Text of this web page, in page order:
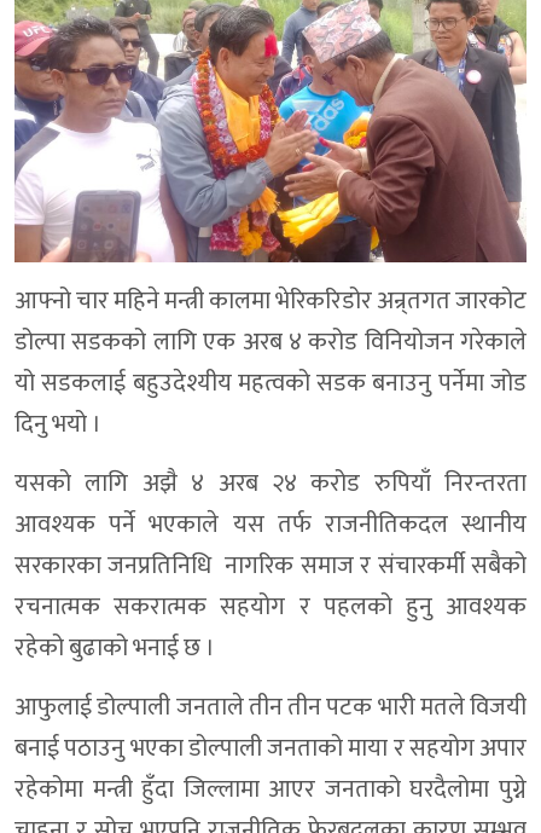
आफ्नो चार महिने मन्त्री कालमा भेरिकरिडोर अन्र्तगत जारकोट
डोल्पा सडकको लागि एक अरब ४ करोड विनियोजन गरेकाले
यो सडकलाई बहुउदेश्यीय महत्वको सडक बनाउनु पर्नेमा जोड
दिनु भयो ।
यसको लागि अझै ४ अरब २४ करोड रुपियाँ निरन्तरता
आवश्यक पर्ने भएकाले यस तर्फ राजनीतिकदल स्थानीय
सरकारका जनप्रतिनिधि नागरिक समाज र संचारकर्मी सबैको
रचनात्मक सकरात्मक सहयोग र पहलको हुनु आवश्यक
रहेको बुढाको भनाई छ ।
आफुलाई डोल्पाली जनताले तीन तीन पटक भारी मतले विजयी
बनाई पठाउनु भएका डोल्पाली जनताको माया र सहयोग अपार
रहेकोमा मन्त्री हुँदा जिल्लामा आएर जनताको घरदैलोमा पुग्ने